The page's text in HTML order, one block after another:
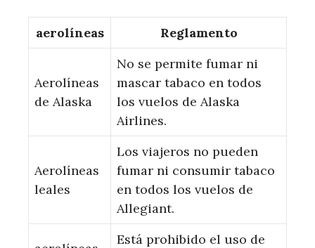
aerolíneas Reglamento
Aerolíneas
de Alaska
No se permite fumar ni
mascar tabaco en todos
los vuelos de Alaska
Airlines.
Aerolíneas
leales
Los viajeros no pueden
fumar ni consumir tabaco
en todos los vuelos de
Allegiant.
Está prohibido el uso de